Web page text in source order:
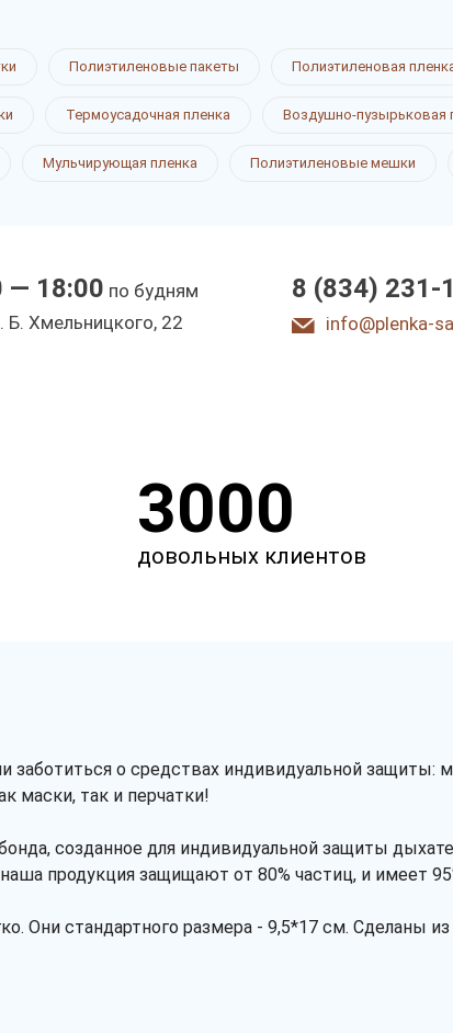
Полиэтиленовые пакеты Полиэтиленовая
Термоусадочная пленка Воздушно-пузырьковая
Мульчирующая пленка Полиэтиленовые мешки
— 18:00 по будням
Б. Хмeльницкoгo, 22
8 (834) 231-
info@plenka-
3000
довольных клиентов
о средствах индивидуальной защиты:
маски, так и перчатки!
созданное для индивидуальной защиты
продукция защищают от 80% частиц, и имеет
Они стандартного размера - 9,5*17 см. Сделаны